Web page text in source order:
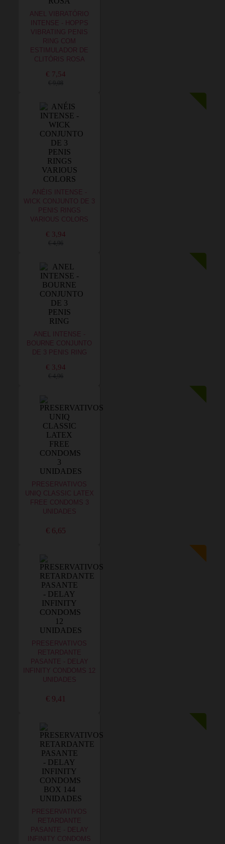
ANEL VIBRATÓRIO
INTENSE - HOPPS
VIBRATING PENIS
RING COM
ESTIMULADOR DE
CLITÓRIS ROSA
€ 7,54
€ 9,08
ANÉIS INTENSE -
WICK CONJUNTO DE 3
PENIS RINGS
VARIOUS COLORS
€ 3,94
€ 4,96
ANEL INTENSE -
BOURNE CONJUNTO
DE 3 PENIS RING
€ 3,94
€ 4,96
PRESERVATIVOS
UNIQ CLASSIC LATEX
FREE CONDOMS 3
UNIDADES
€ 6,65
PRESERVATIVOS
RETARDANTE
PASANTE - DELAY
INFINITY CONDOMS 12
UNIDADES
€ 9,41
PRESERVATIVOS
RETARDANTE
PASANTE - DELAY
INFINITY CONDOMS